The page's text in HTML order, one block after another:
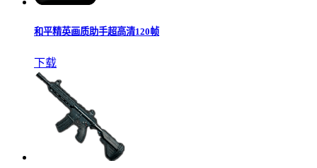
和平精英画质助手超高清120帧
下载